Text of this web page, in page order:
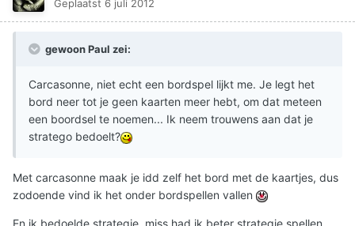
Geplaatst 6 juli 2012
gewoon Paul zei:
Carcasonne, niet echt een bordspel lijkt me. Je legt het
bord neer tot je geen kaarten meer hebt, om dat meteen
een boordsel te noemen... Ik neem trouwens aan dat je
stratego bedoelt?
Met carcasonne maak je idd zelf het bord met de kaartjes, dus
zodoende vind ik het onder bordspellen vallen